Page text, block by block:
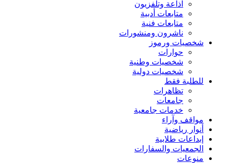
اذاعة وتلفزيون
متابعات أدبية
متابعات فنية
ناشرون ومنشورات
شخصيات ورموز
حوارات
شخصيات وطنية
شخصيات دولية
للطلبة فقط
تظاهرات
جامعات
خدمات جامعية
مواقف وآراء
أنوار رياضية
إبداعات طلابية
الجمعيات والسفارات
منوعات